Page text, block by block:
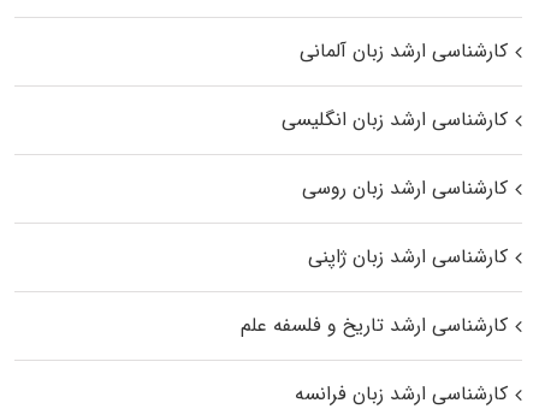
کارشناسی ارشد زبان آلمانی
کارشناسی ارشد زبان انگلیسی
کارشناسی ارشد زبان روسی
کارشناسی ارشد زبان ژاپنی
کارشناسی ارشد تاریخ و فلسفه علم
کارشناسی ارشد زبان فرانسه